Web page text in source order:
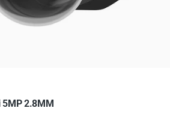
5MP 2.8MM